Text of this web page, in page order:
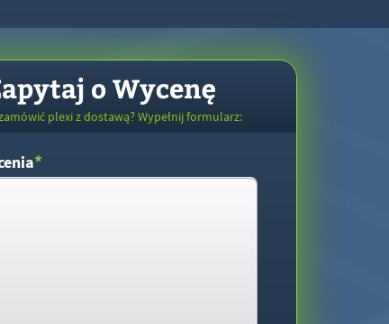
o Wycenę
plexi z dostawą? Wypełnij formularz:
*